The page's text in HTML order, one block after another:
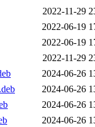
2022-11-29
2022-06-19
2022-06-19
2022-11-29
2024-06-26
2024-06-26
2024-06-26
2024-06-26